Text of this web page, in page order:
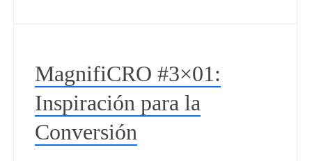
MagnifiCRO #3×01:
Inspiración para la
Conversión